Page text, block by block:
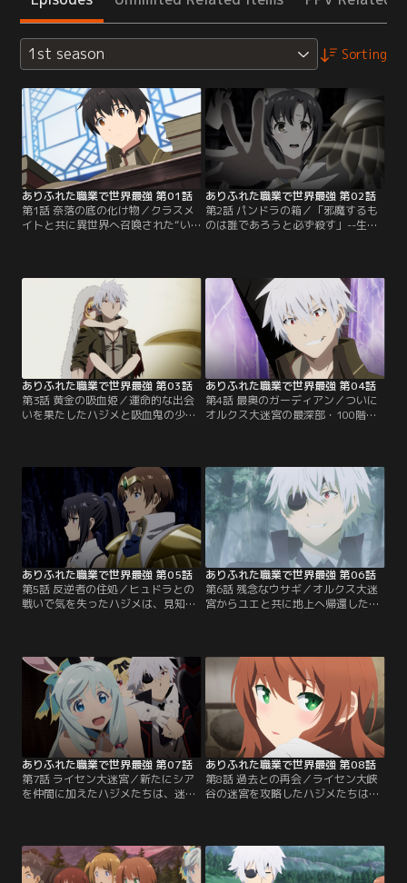
1st season Sorting
ありふれた職業で世界最強 第01話
第1話 奈落の底の化け物／クラスメ
イトと共に異世界へ召喚された“い
奈落に潜む魔物に襲われ、必死に逃
げるハジメ。しかし、錬成師という
地味な能力では太刀打ちできるはず
もなく、重傷を負ってしまう。異世
界でも最弱の彼は心身共に絶望の淵
に立たされ--。【提供：バンダイチ
ャンネル】
ありふれた職業で世界最強 第02話
第2話 パンドラの箱／「邪魔するも
のは誰であろうと必ず殺す」--生き
魔物を倒しては喰らい、自らをさら
に強化していく。一方、香織はハジ
メを失った現実を受け入れられない
でいた。そして、迷宮を突き進むハ
ジメは、異様な雰囲気を持つ扉を見
つける。【提供：バンダイチャンネ
ル】
ありふれた職業で世界最強 第03話
第3話 黄金の吸血姫／運命的な出会
いを果たしたハジメと吸血鬼の少
る。お互い“裏切られた”者同士、信
頼を築き始める二人。そして、地上
への道が迷宮の最深部にある可能性
をユエから教えられたハジメは、さ
らに迷宮の奥へと進んでいく。【提
供：バンダイチャンネル】
ありふれた職業で世界最強 第04話
第4話 最奥のガーディアン／ついに
オルクス大迷宮の最深部・100階層
た。二人の卓越した実力をもってし
ても、苦戦を強いられるほどの強さ
をもつヒュドラ。加速する激闘の
中、ハジメはヒュドラの不意を突い
た攻撃からユエを庇い--。【提供：
バンダイチャンネル】
ありふれた職業で世界最強 第05話
第5話 反逆者の住処／ヒュドラとの
戦いで気を失ったハジメは、見知ら
う。二人は地上への道を探すため、
辺りを散策し始める。一方、訓練を
経て強くなった香織たちは、ハジメ
を失ったオルクス大迷宮65階層に到
達し--。【提供：バンダイチャンネ
ありふれた職業で世界最強 第06話
第6話 残念なウサギ／オルクス大迷
宮からユエと共に地上へ帰還したハ
ジメ。しかし、喜びも束の間、何や
と依頼される。次の大迷宮攻略のヒ
ントになると考えたハジメたちは彼
女の依頼を受けることに。一行はシ
アの故郷・ハルツィナ樹海へ向かう
ことになったのだが--。【提供：バ
ンダイチャンネル】
ありふれた職業で世界最強 第07話
第7話 ライセン大迷宮／新たにシア
を仲間に加えたハジメたちは、迷宮
し、かなり曲者な迷宮の主、ミレデ
ィ・ライセンが仕掛けたトラップに
ありふれた職業で世界最強 第08話
第8話 過去との再会／ライセン大峡
谷の迷宮を攻略したハジメたちは、
頼されたハジメ。一行は捜索に向か
う途中、湖畔の町・ウルに立ち寄